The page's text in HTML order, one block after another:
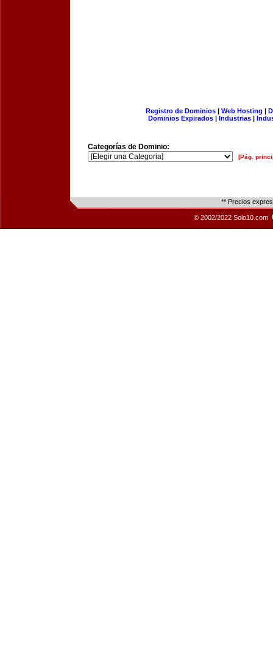
Registro de Dominios| Web Hosting |
Dominios Expirados | Industrias |
Categorías de Dominio:
[Pág.
** Precios
© 2002/2022 Solo10.com